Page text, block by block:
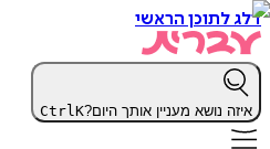
דלג לתוכן הראשי
איזה נושא מעניין אותך היום? CtrlK